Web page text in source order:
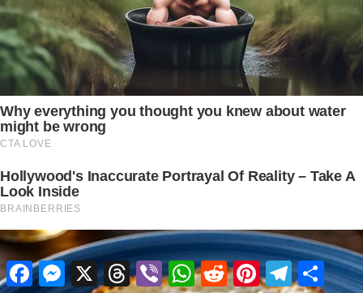
FacebookMessenger
X ThreadsViberWhatsApp
RedditPinterestTelegram
Share